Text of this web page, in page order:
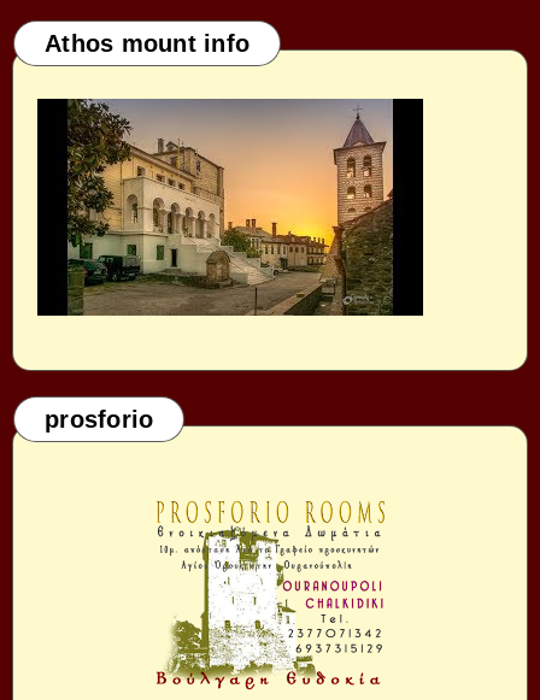
Athos mount info
prosforio